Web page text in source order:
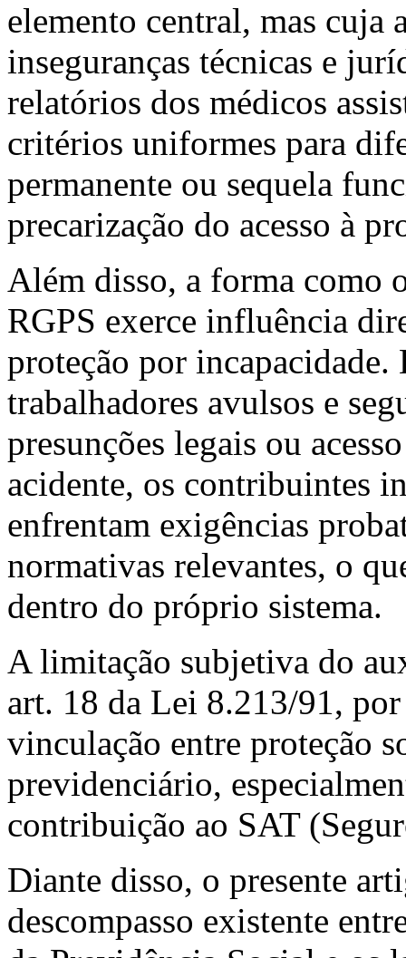
elemento central, mas cuja
inseguranças técnicas e
relatórios dos médicos
critérios uniformes para
permanente ou sequela
precarização do acesso à
Além disso, a forma como
RGPS exerce influência
proteção por incapacidade.
trabalhadores avulsos e
presunções legais ou
acidente, os contribuintes
enfrentam exigências
normativas relevantes, o
dentro do próprio sistema.
A limitação subjetiva do
art. 18 da Lei 8.213/91,
vinculação entre proteção
previdenciário,
contribuição ao SAT
Diante disso, o presente
descompasso existente